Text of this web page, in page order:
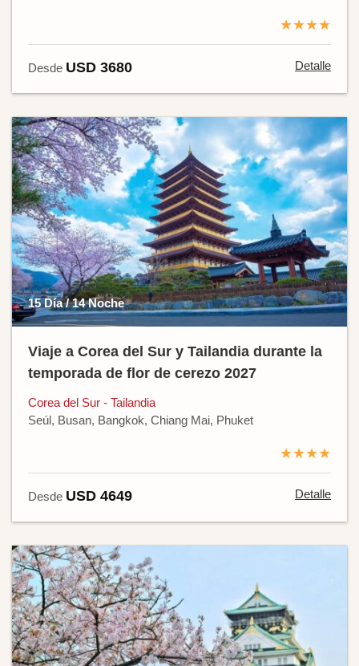
★★★★
Desde USD 3680 Detalle
15 Día / 14 Noche
Viaje a Corea del Sur y Tailandia durante la
temporada de flor de cerezo 2027
Corea del Sur - Tailandia
Seúl, Busan, Bangkok, Chiang Mai, Phuket
★★★★
Desde USD 4649 Detalle